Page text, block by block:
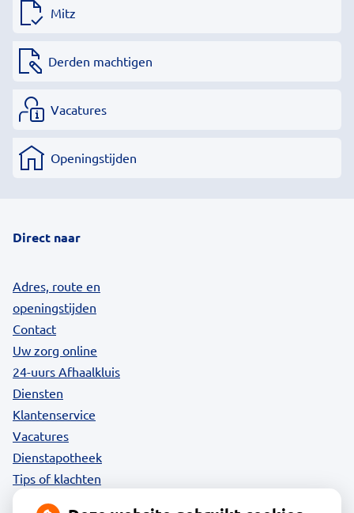
Mitz
Derden machtigen
Vacatures
Openingstijden
Direct naar
Adres, route en
openingstijden
Contact
Uw zorg online
24-uurs Afhaalkluis
Diensten
Klantenservice
Vacatures
Dienstapotheek
Tips of klachten